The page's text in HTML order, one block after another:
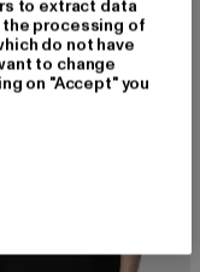
to extract data
the processing of
do not have
to change
on "Accept" you